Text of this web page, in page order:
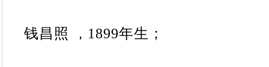
钱昌照 ， 1899年生；